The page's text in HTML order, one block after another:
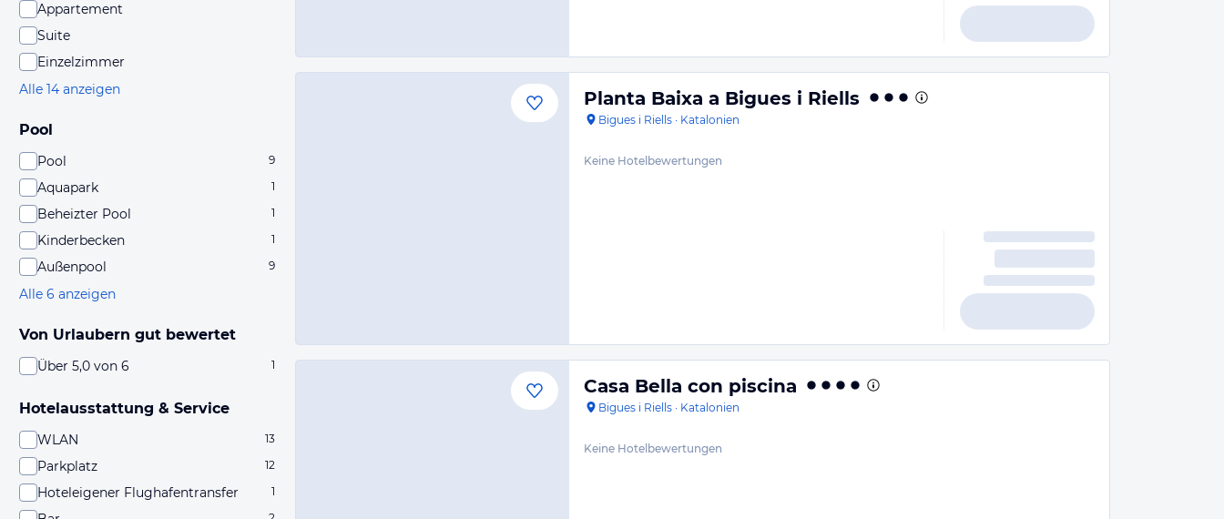
Appartement
Suite
Einzelzimmer
Alle 14 anzeigen
Pool
Pool 9
Aquapark 1
Beheizter Pool 1
Kinderbecken 1
Außenpool 9
Alle 6 anzeigen
Von Urlaubern gut bewertet
Über 5,0 von 6 1
Hotelausstattung & Service
WLAN 13
Parkplatz 12
Hoteleigener Flughafentransfer 1
Planta Baixa a Bigues i Riells
Bigues i Riells · Katalonien
Keine Hotelbewertungen
Casa Bella con piscina
Bigues i Riells · Katalonien
Keine Hotelbewertungen